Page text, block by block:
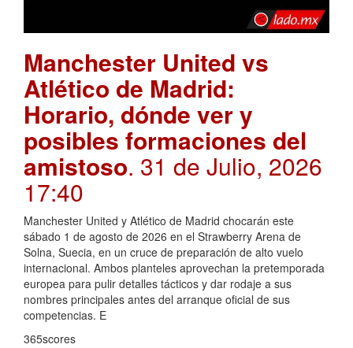
Manchester United vs
Atlético de Madrid:
Horario, dónde ver y
posibles formaciones del
amistoso. 31 de Julio, 2026
17:40
Manchester United y Atlético de Madrid chocarán este
sábado 1 de agosto de 2026 en el Strawberry Arena de
Solna, Suecia, en un cruce de preparación de alto vuelo
internacional. Ambos planteles aprovechan la pretemporada
europea para pulir detalles tácticos y dar rodaje a sus
nombres principales antes del arranque oficial de sus
competencias. E
365scores